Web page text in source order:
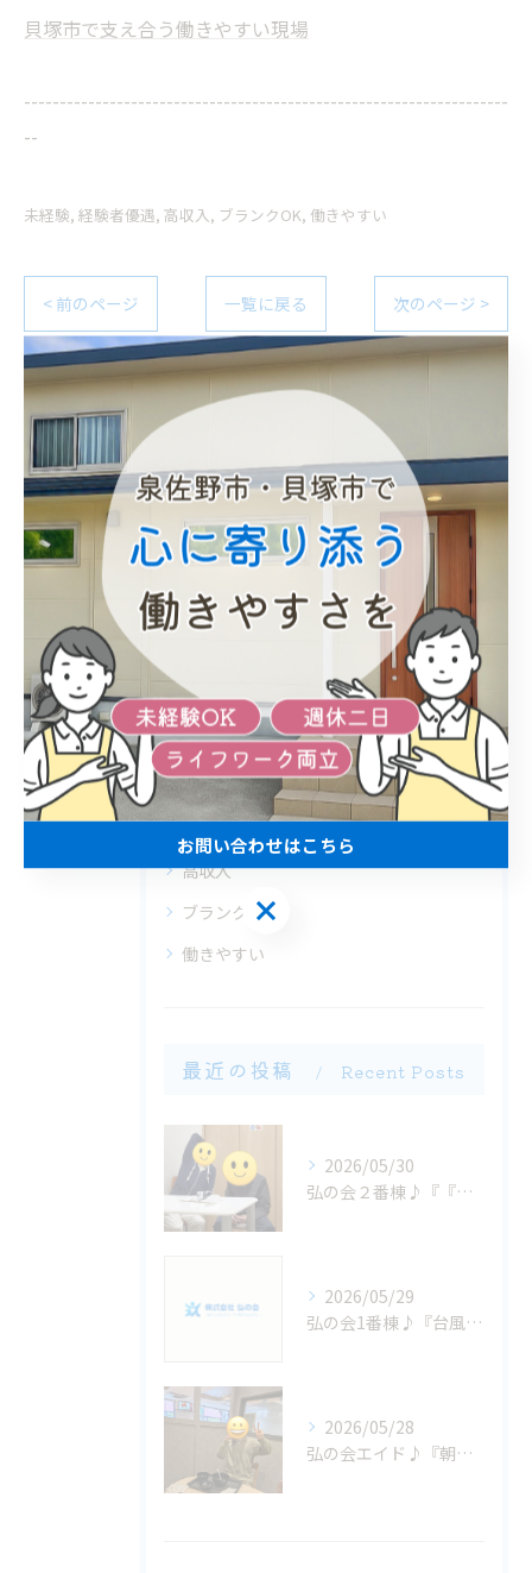
貝塚市で支え合う働きやすい現場
--------------------------------------------------------------------
--
未経験 経験者優遇 高収入 ブランクOK 働きやすい
< 前のページ 一覧に戻る 次のページ >
関連タグ
#行動援護 #重度 #障害者
#貝塚市
#大阪
カテゴリー Categories
全てのカテゴリー
未経験
経験者優遇
高収入
ブランクOK
働きやすい
最近の投稿 Recent Posts
2026/05/30
弘の会２番棟♪『『いちにちの終わりに...』』
2026/05/29
弘の会1番棟♪『台風大丈夫かなぁ？』
2026/05/28
弘の会エイド♪『朝から、お腹減った〜大興奮！ 』
お問い合わせはこちら
お問い合わせはこちら